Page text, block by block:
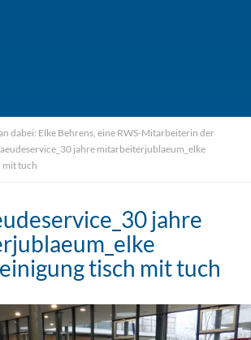
dabei: Elke Behrens, eine RWS-Mitarbeiterin der
jahre mitarbeiterjublaeum_elke
mit tuch
jahre
tisch mit tuch